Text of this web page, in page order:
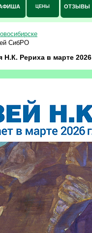
ЦЕНЫ ОТЗЫВЫ
СибРО
Н.К. Рериха в марте 2026